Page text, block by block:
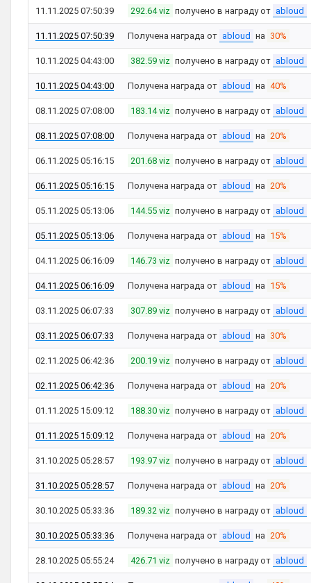
11.11.2025 07:50:39 292.64 viz получено в награду от abloud
11.11.2025 07:50:39 Получена награда от abloud на 30%
10.11.2025 04:43:00 382.59 viz получено в награду от abloud
10.11.2025 04:43:00 Получена награда от abloud на 40%
08.11.2025 07:08:00 183.14 viz получено в награду от abloud
08.11.2025 07:08:00 Получена награда от abloud на 20%
06.11.2025 05:16:15 201.68 viz получено в награду от abloud
06.11.2025 05:16:15 Получена награда от abloud на 20%
05.11.2025 05:13:06 144.55 viz получено в награду от abloud
05.11.2025 05:13:06 Получена награда от abloud на 15%
04.11.2025 06:16:09 146.73 viz получено в награду от abloud
04.11.2025 06:16:09 Получена награда от abloud на 15%
03.11.2025 06:07:33 307.89 viz получено в награду от abloud
03.11.2025 06:07:33 Получена награда от abloud на 30%
02.11.2025 06:42:36 200.19 viz получено в награду от abloud
02.11.2025 06:42:36 Получена награда от abloud на 20%
01.11.2025 15:09:12 188.30 viz получено в награду от abloud
01.11.2025 15:09:12 Получена награда от abloud на 20%
31.10.2025 05:28:57 193.97 viz получено в награду от abloud
31.10.2025 05:28:57 Получена награда от abloud на 20%
30.10.2025 05:33:36 189.32 viz получено в награду от abloud
30.10.2025 05:33:36 Получена награда от abloud на 20%
28.10.2025 05:55:24 426.71 viz получено в награду от abloud